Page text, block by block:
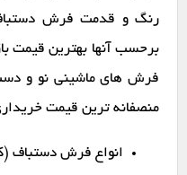
رنگ و قدمت فرش
برحسب آنها بهترین قیمت
فرش های ماشینی نو و
منصفانه ترین قیمت
انواع فرش دستباف